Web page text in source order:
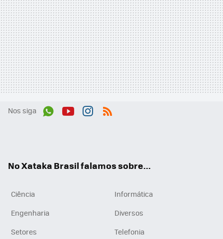
Nos siga
No Xataka Brasil falamos sobre...
Ciência
Informática
Engenharia
Diversos
Setores
Telefonia